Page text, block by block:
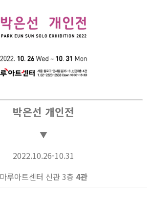
박은선 개인전
▼
2022.10.26-10.31
마루아트센터 신관 3층 4관